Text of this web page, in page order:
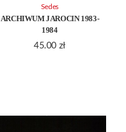
ARCHIWUM JAROCIN 1983-
1984
45.00 zł
Sedes